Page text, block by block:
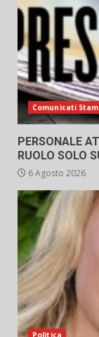
Comunicati
PERSONALE
RUOLO SOLO
6 Agosto 2026